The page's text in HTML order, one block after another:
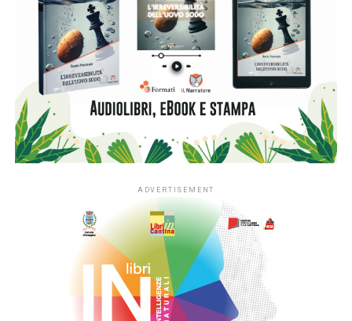
tentazione a cui è impossibile opporre una logica ferrea.
Ma il sogno di averlo di nuovo accanto si scontra subito
con una realtà soffocante. Il Cino “ricostruito” vive
rinchiuso nei laboratori dell’azienda, protetto e monitorato
come un prototipo da laboratorio: un’esistenza in gabbia
che l’androide stesso sembra patire. La tecnologia gli ha
ridato la parola e il corpo, ma lo ha privato della sola cosa
che rendeva vera la sua prima vita: la libertà di stare al
mondo. È qui che il romanzo scarta dalla fantascienza per
a vederlo prigioniero: decide di far evadere il padre
artificiale, mettendosi in viaggio con lui per strappare al
tempo un’ultima, imprevedibile occasione di confronto.
L’autore usa l’espediente dell’intelligenza artificiale come
una lente d’ingrandimento sui diari e sulla vita vera del
padre. Non c’è nulla di freddo o di tecnologico nel modo in
cui racconta questa fuga: c’è invece la fame di un figlio che